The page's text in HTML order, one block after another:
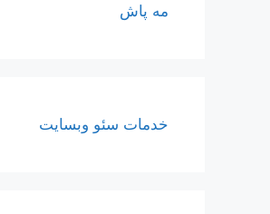
مه پاش
خدمات سئو وبسایت